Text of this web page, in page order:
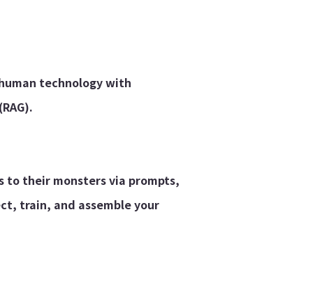
technology with
to their monsters via prompts,
train, and assemble your